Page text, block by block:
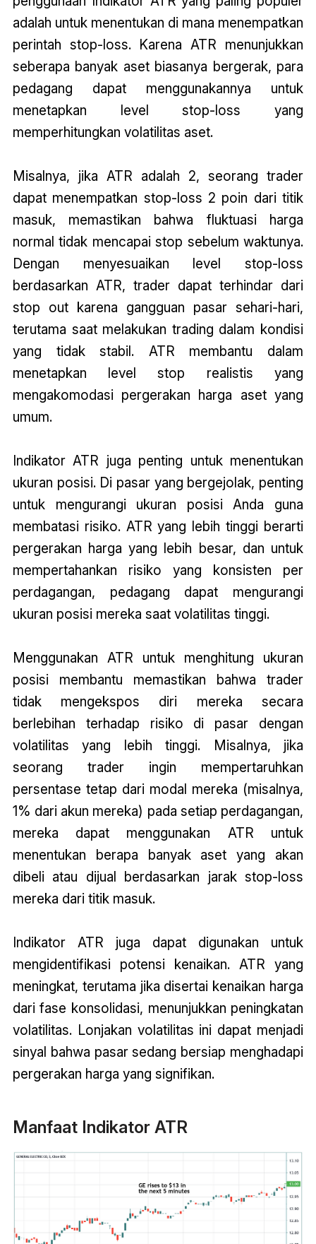
adalah untuk menentukan di mana menempatkan
perintah stop-loss. Karena ATR menunjukkan
seberapa banyak aset biasanya bergerak, para
pedagang dapat menggunakannya untuk
menetapkan level stop-loss yang
memperhitungkan volatilitas aset.
Misalnya, jika ATR adalah 2, seorang trader
dapat menempatkan stop-loss 2 poin dari titik
masuk, memastikan bahwa fluktuasi harga
normal tidak mencapai stop sebelum waktunya.
Dengan menyesuaikan level stop-loss
berdasarkan ATR, trader dapat terhindar dari
stop out karena gangguan pasar sehari-hari,
terutama saat melakukan trading dalam kondisi
yang tidak stabil. ATR membantu dalam
menetapkan level stop realistis yang
mengakomodasi pergerakan harga aset yang
umum.
Indikator ATR juga penting untuk menentukan
ukuran posisi. Di pasar yang bergejolak, penting
untuk mengurangi ukuran posisi Anda guna
membatasi risiko. ATR yang lebih tinggi berarti
pergerakan harga yang lebih besar, dan untuk
mempertahankan risiko yang konsisten per
perdagangan, pedagang dapat mengurangi
ukuran posisi mereka saat volatilitas tinggi.
Menggunakan ATR untuk menghitung ukuran
posisi membantu memastikan bahwa trader
tidak mengekspos diri mereka secara
berlebihan terhadap risiko di pasar dengan
volatilitas yang lebih tinggi. Misalnya, jika
seorang trader ingin mempertaruhkan
persentase tetap dari modal mereka (misalnya,
1% dari akun mereka) pada setiap perdagangan,
mereka dapat menggunakan ATR untuk
menentukan berapa banyak aset yang akan
dibeli atau dijual berdasarkan jarak stop-loss
mereka dari titik masuk.
Indikator ATR juga dapat digunakan untuk
mengidentifikasi potensi kenaikan. ATR yang
meningkat, terutama jika disertai kenaikan harga
dari fase konsolidasi, menunjukkan peningkatan
volatilitas. Lonjakan volatilitas ini dapat menjadi
sinyal bahwa pasar sedang bersiap menghadapi
pergerakan harga yang signifikan.
Manfaat Indikator ATR